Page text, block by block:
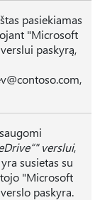
pasiekiamas
"Microsoft
paskyrą,
verslui,
susietas su
"Microsoft
paskyra.